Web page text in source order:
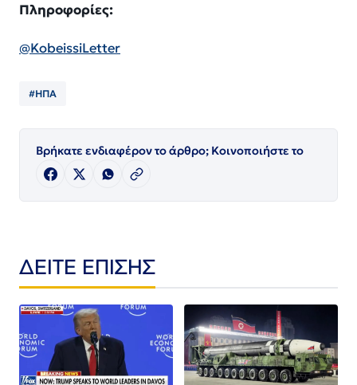
Πληροφορίες:
@KobeissiLetter
#ΗΠΑ
Βρήκατε ενδιαφέρον το άρθρο; Κοινοποιήστε το
ΔΕΙΤΕ ΕΠΙΣΗΣ